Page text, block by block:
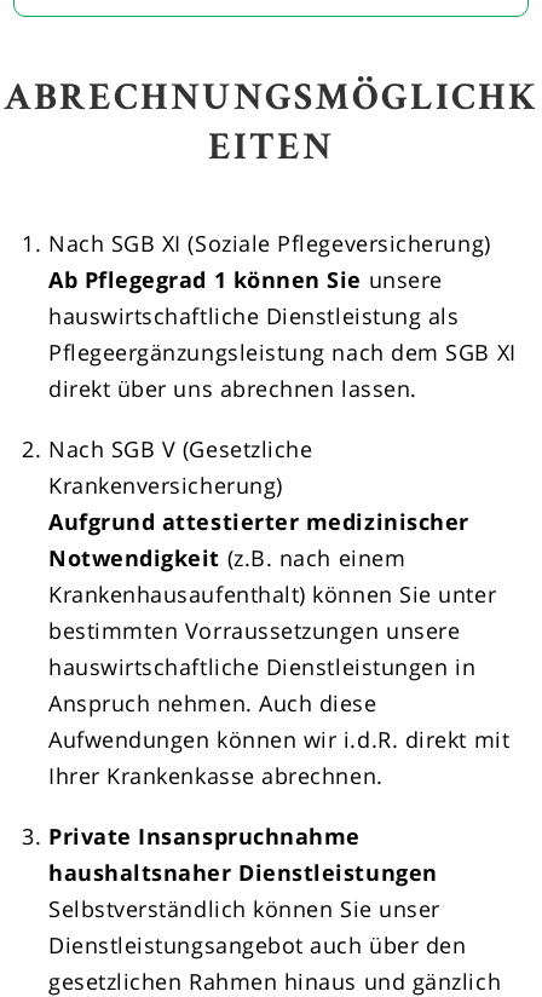
ABRECHNUNGSMÖGLICHK
EITEN
Nach SGB XI (Soziale Pflegeversicherung)
Ab Pflegegrad 1 können Sie unsere
hauswirtschaftliche Dienstleistung als
Pflegeergänzungsleistung nach dem SGB XI
direkt über uns abrechnen lassen.
Nach SGB V (Gesetzliche
Krankenversicherung)
Aufgrund attestierter medizinischer
Notwendigkeit (z.B. nach einem
Krankenhausaufenthalt) können Sie unter
bestimmten Vorraussetzungen unsere
hauswirtschaftliche Dienstleistungen in
Anspruch nehmen. Auch diese
Aufwendungen können wir i.d.R. direkt mit
Ihrer Krankenkasse abrechnen.
Private Insanspruchnahme
haushaltsnaher Dienstleistungen
Selbstverständlich können Sie unser
Dienstleistungsangebot auch über den
gesetzlichen Rahmen hinaus und gänzlich